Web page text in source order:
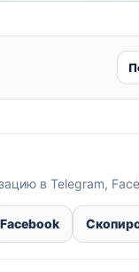
в Telegram,
Facebook